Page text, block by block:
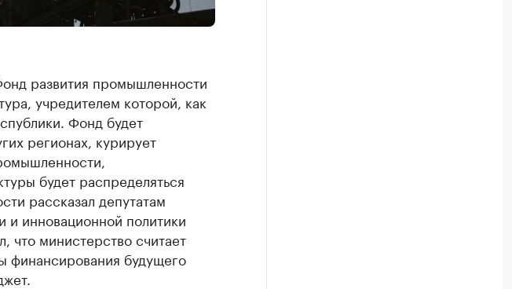
развития промышленности
учредителем которой, как
Фонд будет
регионах, курирует
будет распределяться
рассказал депутатам
инновационной политики
что министерство считает
финансирования будущего